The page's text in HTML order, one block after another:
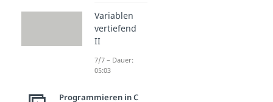
Variablen
vertiefend
II
7/7 – Dauer:
05:03
Programmieren in C